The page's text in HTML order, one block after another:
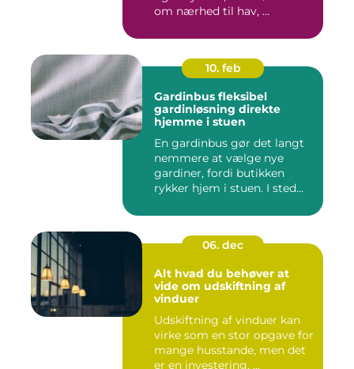
om nærhed til hav, ...
10. feb
Gardinbus fleksibel
gardinløsning direkte
hjemme i stuen
En gardinbus gør det langt
nemmere at vælge nye
gardiner, fordi butikken
rykker hjem i stuen. I sted...
06. dec
Alt hvad du behøver at
vide om udskiftning af
vinduer
Udskiftning af vinduer kan
virke som en stor opgave for
mange husstande, men det
er en investering, ...